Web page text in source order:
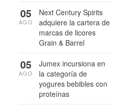
Next Century Spirits
adquiere la cartera de
marcas de licores
Grain & Barrel
05
AGO
Jumex incursiona en
la categoría de
yogures bebibles con
proteínas
05
AGO